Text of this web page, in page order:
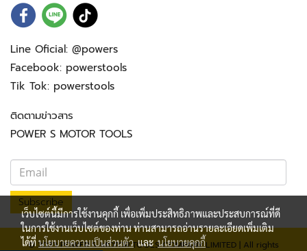
Line Oficial: @powers
Facebook: powerstools
Tik Tok: powerstools
ติดตามข่าวสาร
POWER S MOTOR TOOLS
Subscribe
© 2023 POWER S. MOTOR TOOLS COMPANY LIMITED | All rights
เว็บไซต์นี้มีการใช้งานคุกกี้ เพื่อเพิ่มประสิทธิภาพและประสบการณ์ที่ดี
ในการใช้งานเว็บไซต์ของท่าน ท่านสามารถอ่านรายละเอียดเพิ่มเติม
ได้ที่นโยบายความเป็นส่วนตัวและนโยบายคุกกี้